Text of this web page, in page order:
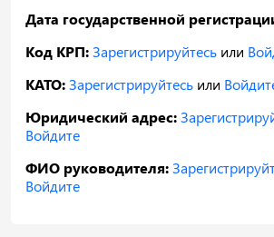
Дата государственной
Код КРП:Зарегистрируйтесь или
КАТО:Зарегистрируйтесь или
Юридический адрес:
Войдите
ФИО руководителя:
Войдите